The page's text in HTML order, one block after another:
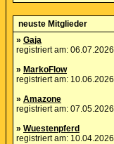
neuste Mitglieder
» Gaja
registriert am: 06.07.2026
» MarkoFlow
registriert am: 10.06.2026
» Amazone
registriert am: 07.05.2026
» Wuestenpferd
registriert am: 10.04.2026